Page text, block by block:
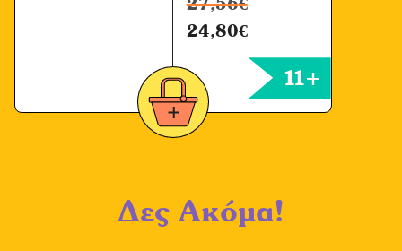
24,80€
11+
Δες Ακόμα!